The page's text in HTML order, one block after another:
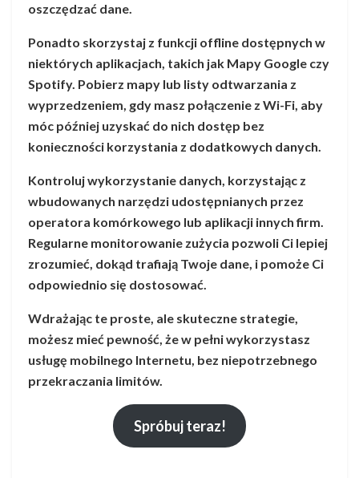
oszczędzać dane.
Ponadto skorzystaj z funkcji offline dostępnych w
niektórych aplikacjach, takich jak Mapy Google czy
Spotify. Pobierz mapy lub listy odtwarzania z
wyprzedzeniem, gdy masz połączenie z Wi-Fi, aby
móc później uzyskać do nich dostęp bez
konieczności korzystania z dodatkowych danych.
Kontroluj wykorzystanie danych, korzystając z
wbudowanych narzędzi udostępnianych przez
operatora komórkowego lub aplikacji innych firm.
Regularne monitorowanie zużycia pozwoli Ci lepiej
zrozumieć, dokąd trafiają Twoje dane, i pomoże Ci
odpowiednio się dostosować.
Wdrażając te proste, ale skuteczne strategie,
możesz mieć pewność, że w pełni wykorzystasz
usługę mobilnego Internetu, bez niepotrzebnego
przekraczania limitów.
Spróbuj teraz!